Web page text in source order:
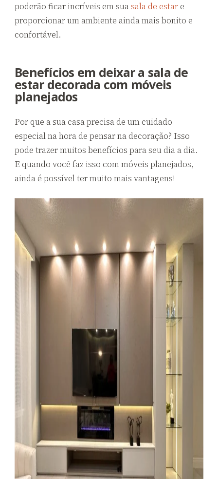
poderão ficar incríveis em suasala de estare
proporcionar um ambiente ainda mais bonito e
confortável.
Benefícios em deixar a sala de
estar decorada com móveis
planejados
Por que a sua casa precisa de um cuidado
especial na hora de pensar na decoração? Isso
pode trazer muitos benefícios para seu dia a dia.
E quando você faz isso com móveis planejados,
ainda é possível ter muito mais vantagens!